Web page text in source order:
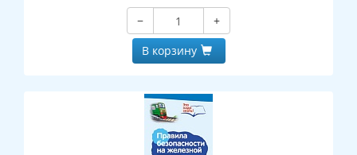
−
+
В корзину